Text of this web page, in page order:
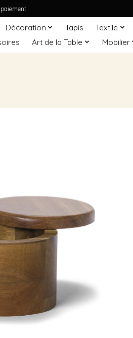
Décoration Tapis Textile
Art de la Table Mobilier